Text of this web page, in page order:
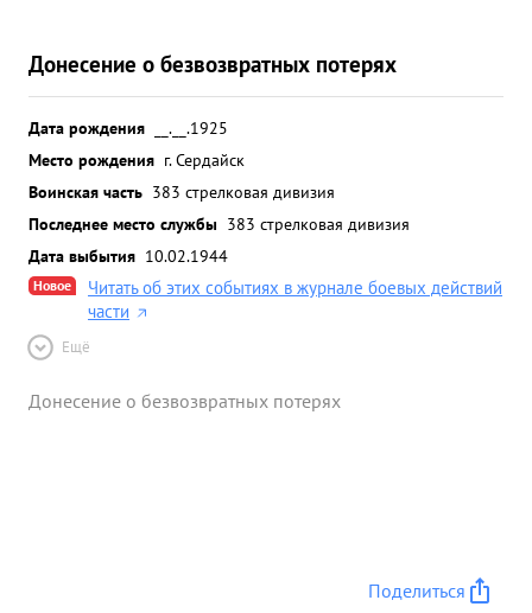
Донесение о безвозвратных потерях
Дата рождения
__.__.1925
Место рождения г. Сердайск
Воинская часть 383 стрелковая дивизия
Последнее место службы 383 стрелковая дивизия
Дата выбытия 10.02.1944
Новое
Читать об этих событиях в журнале боевых действий
части
Ещё
Донесение о безвозвратных потерях
Поделиться